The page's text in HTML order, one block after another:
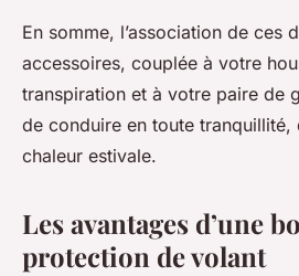
En somme, l’association de ces
accessoires, couplée à votre
transpiration et à votre paire de
de conduire en toute tranquillité,
chaleur estivale.
Les avantages d’une
protection de volant